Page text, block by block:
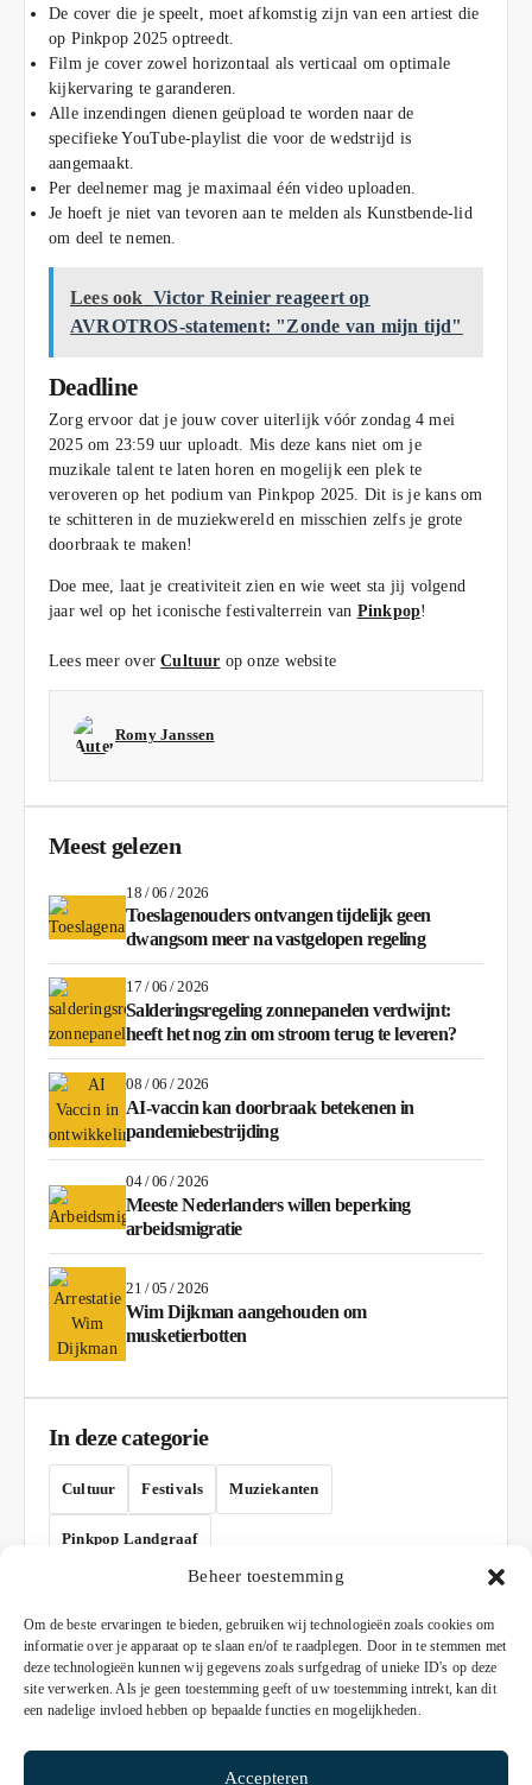
Beheer toestemming
Om de beste ervaringen te bieden, gebruiken wij technologieën zoals cookies om
informatie over je apparaat op te slaan en/of te raadplegen. Door in te stemmen met
deze technologieën kunnen wij gegevens zoals surfgedrag of unieke ID's op deze
site verwerken. Als je geen toestemming geeft of uw toestemming intrekt, kan dit
een nadelige invloed hebben op bepaalde functies en mogelijkheden.
Accepteren
De cover die je speelt, moet afkomstig zijn van een artiest die
op Pinkpop 2025 optreedt.
Film je cover zowel horizontaal als verticaal om optimale
kijkervaring te garanderen.
Alle inzendingen dienen geüpload te worden naar de
specifieke YouTube-playlist die voor de wedstrijd is
aangemaakt.
Per deelnemer mag je maximaal één video uploaden.
Je hoeft je niet van tevoren aan te melden als Kunstbende-lid
om deel te nemen.
Lees ook Victor Reinier reageert op
AVROTROS-statement: "Zonde van mijn tijd"
Deadline
Zorg ervoor dat je jouw cover uiterlijk vóór zondag 4 mei
2025 om 23:59 uur uploadt. Mis deze kans niet om je
muzikale talent te laten horen en mogelijk een plek te
veroveren op het podium van Pinkpop 2025. Dit is je kans om
te schitteren in de muziekwereld en misschien zelfs je grote
doorbraak te maken!
Doe mee, laat je creativiteit zien en wie weet sta jij volgend
jaar wel op het iconische festivalterrein van Pinkpop!
Lees meer overCultuur op onze website
Romy Janssen
Meest gelezen
18 / 06 / 2026
Toeslagenouders ontvangen tijdelijk geen
dwangsom meer na vastgelopen regeling
17 / 06 / 2026
Salderingsregeling zonnepanelen verdwijnt:
heeft het nog zin om stroom terug te leveren?
08 / 06 / 2026
AI-vaccin kan doorbraak betekenen in
pandemiebestrijding
04 / 06 / 2026
Meeste Nederlanders willen beperking
arbeidsmigratie
21 / 05 / 2026
Wim Dijkman aangehouden om
musketierbotten
In deze categorie
Cultuur Festivals Muziekanten
Pinkpop Landgraaf